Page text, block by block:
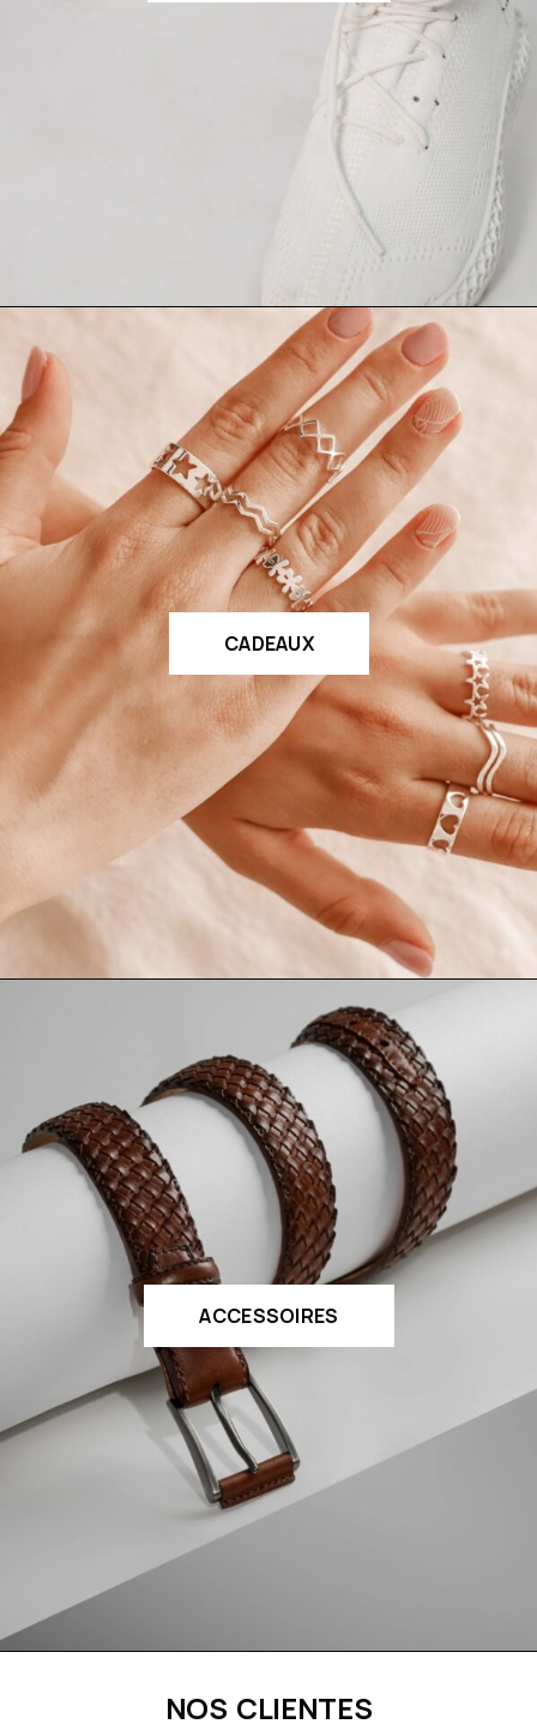
CADEAUX
ACCESSOIRES
NOS CLIENTES